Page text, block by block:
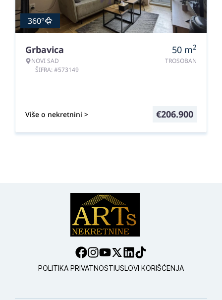
360°
Grbavica
NOVI SAD
ŠIFRA: #573149
50 m2
TROSOBAN
Više o nekretnini > €206.900
POLITIKA PRIVATNOSTIUSLOVI KORIŠĆENJA